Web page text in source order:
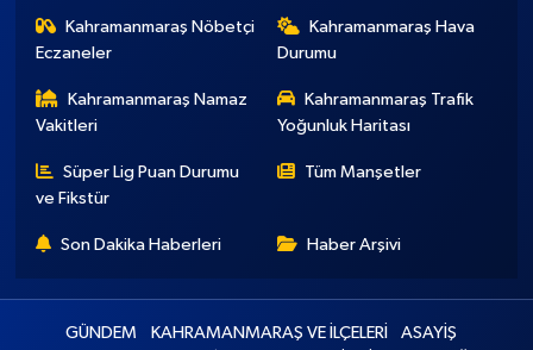
Kahramanmaraş Nöbetçi
Eczaneler
Kahramanmaraş Hava
Durumu
Kahramanmaraş Namaz
Vakitleri
Kahramanmaraş Trafik
Yoğunluk Haritası
Süper Lig Puan Durumu
ve Fikstür
Tüm Manşetler
Son Dakika Haberleri Haber Arşivi
GÜNDEM KAHRAMANMARAŞ VE İLÇELERİ ASAYİŞ